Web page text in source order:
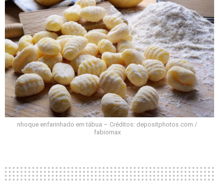
nhoque enfarinhado em tábua – Créditos: depositphotos.com /
fabiomax